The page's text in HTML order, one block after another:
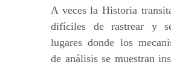
A veces la Historia
difíciles de rastrear y
lugares donde los
de análisis se muestran